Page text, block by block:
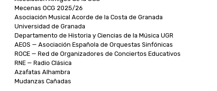
Mecenas OCG 2025/26
Asociación Musical Acorde de la Costa de Granada
Universidad de Granada
Departamento de Historia y Ciencias de la Música UGR
AEOS — Asociación Española de Orquestas Sinfónicas
ROCE — Red de Organizadores de Conciertos Educativos
RNE — Radio Clásica
Azafatas Alhambra
Mudanzas Cañadas